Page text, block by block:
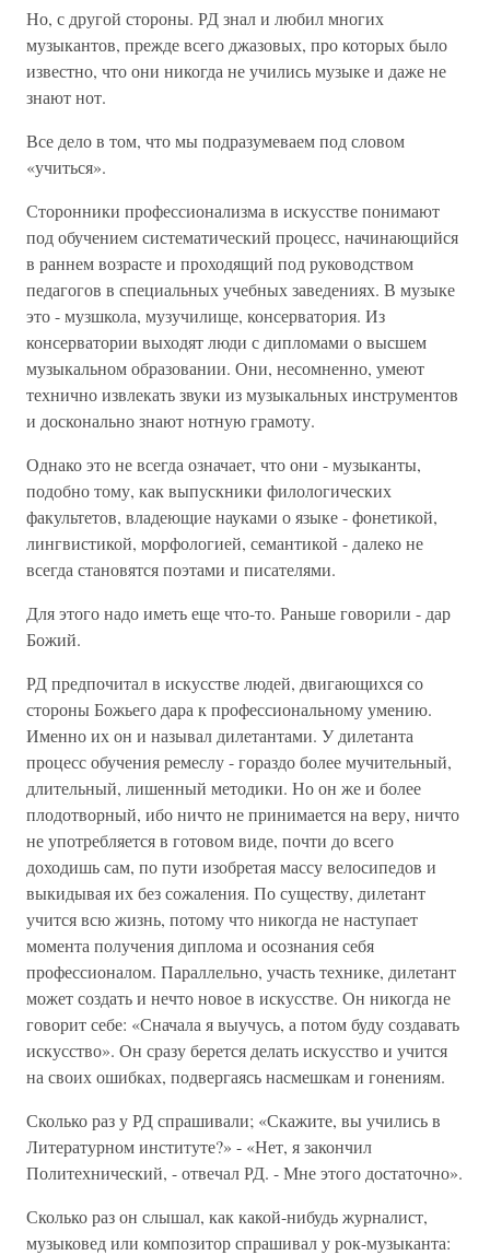
Но, с другой стороны. РД знал и любил многих
музыкантов, прежде всего джазовых, про которых было
известно, что они никогда не учились музыке и даже не
знают нот.
Все дело в том, что мы подразумеваем под словом
«учиться».
Сторонники профессионализма в искусстве понимают
под обучением систематический процесс, начинающийся
в раннем возрасте и проходящий под руководством
педагогов в специальных учебных заведениях. В музыке
это - музшкола, музучилище, консерватория. Из
консерватории выходят люди с дипломами о высшем
музыкальном образовании. Они, несомненно, умеют
технично извлекать звуки из музыкальных инструментов
и досконально знают нотную грамоту.
Однако это не всегда означает, что они - музыканты,
подобно тому, как выпускники филологических
факультетов, владеющие науками о языке - фонетикой,
лингвистикой, морфологией, семантикой - далеко не
всегда становятся поэтами и писателями.
Для этого надо иметь еще что-то. Раньше говорили - дар
Божий.
РД предпочитал в искусстве людей, двигающихся со
стороны Божьего дара к профессиональному умению.
Именно их он и называл дилетантами. У дилетанта
процесс обучения ремеслу - гораздо более мучительный,
длительный, лишенный методики. Но он же и более
плодотворный, ибо ничто не принимается на веру, ничто
не употребляется в готовом виде, почти до всего
доходишь сам, по пути изобретая массу велосипедов и
выкидывая их без сожаления. По существу, дилетант
учится всю жизнь, потому что никогда не наступает
момента получения диплома и осознания себя
профессионалом. Параллельно, участь технике, дилетант
может создать и нечто новое в искусстве. Он никогда не
говорит себе: «Сначала я выучусь, а потом буду создавать
искусство». Он сразу берется делать искусство и учится
на своих ошибках, подвергаясь насмешкам и гонениям.
Сколько раз у РД спрашивали; «Скажите, вы учились в
Литературном институте?» - «Нет, я закончил
Политехнический, - отвечал РД. - Мне этого достаточно».
Сколько раз он слышал, как какой-нибудь журналист,
музыковед или композитор спрашивал у рок-музыканта: